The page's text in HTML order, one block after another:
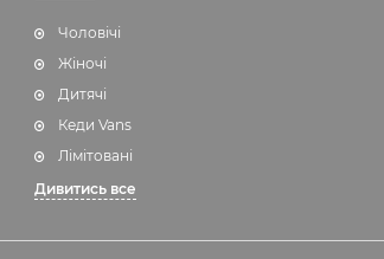
Чоловічі
Жіночі
Дитячі
Кеди Vans
Лімітовані
Дивитись все